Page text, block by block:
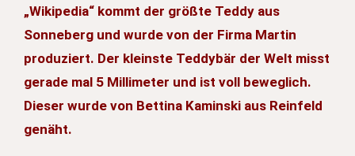
„Wikipedia“ kommt der größte Teddy aus
Sonneberg und wurde von der Firma Martin
produziert. Der kleinste Teddybär der Welt misst
gerade mal 5 Millimeter und ist voll beweglich.
Dieser wurde von Bettina Kaminski aus Reinfeld
genäht.